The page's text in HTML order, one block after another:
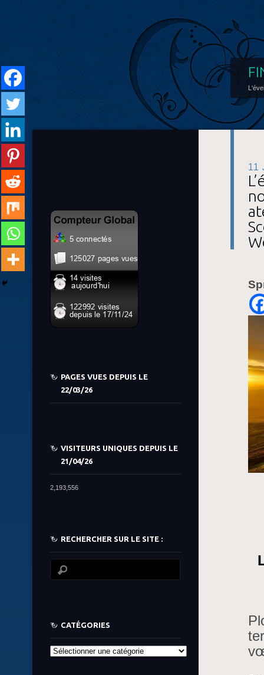
11
PAGES VUES DEPUIS LE
22/03/26
VISITEURS UNIQUES DEPUIS LE
21/04/26
2,193,556
RECHERCHER SUR LE SITE :
CATÉGORIES
Catégories